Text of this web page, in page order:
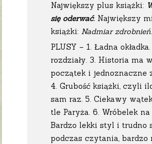
Największy plus książki:
się oderwać. Największy
książki:Nadmiar zdrobnień.
PLUSY – 1. Ładna
rozdziały. 3. Historia ma
początek i jednoznaczne
4. Grubość książki, czyli
sam raz. 5. Ciekawy
tle Paryża. 6. Wróbelek na
Bardzo lekki styl i trudno
podczas czytania, bardzo